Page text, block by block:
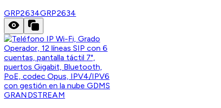
GRP2634GRP2634
GRANDSTREAM